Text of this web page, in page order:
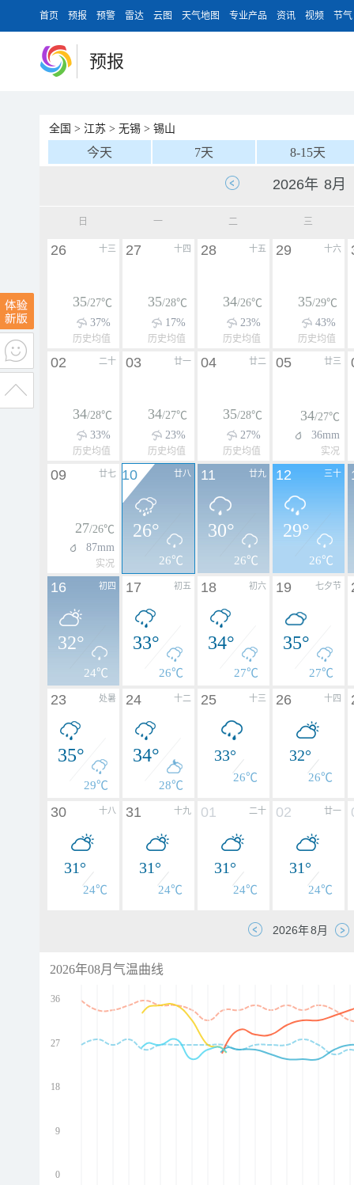
首页 预报 预警 雷达 云图 天气地图 专业产品 资讯 视频 节气
预报
全国 > 江苏 > 无锡 > 锡山
今天 7天 8-15天
日 一 二 三
十三
26
35/27℃
37%
历史均值
十四
27
35/28℃
17%
历史均值
十五
28
34/26℃
23%
历史均值
十六
29
35/29℃
43%
历史均值
二十
02
34/28℃
33%
历史均值
廿一
03
34/27℃
23%
历史均值
廿二
04
35/28℃
27%
历史均值
廿三
05
34/27℃
36mm
实况
廿七
09
27/26℃
87mm
实况
廿八
10
26°
26℃
廿九
11
30°
26℃
三十
12
29°
26℃
初四
16
32°
24℃
初五
17
33°
26℃
初六
18
34°
27℃
七夕节
19
35°
27℃
处暑
23
35°
29℃
十二
24
34°
28℃
十三
25
33°
26℃
十四
26
32°
26℃
十八
30
31°
24℃
十九
31
31°
24℃
二十
01
31°
24℃
廿一
02
31°
24℃
2026年08月气温曲线
36
27
18
9
0